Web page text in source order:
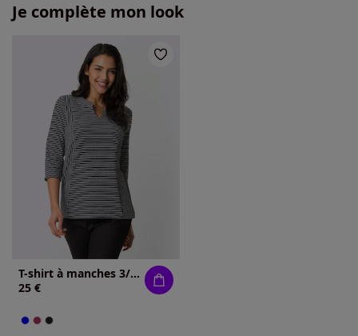
Je complète mon look
T-shirt à manches 3/4 rayures en fils teintés
25 €